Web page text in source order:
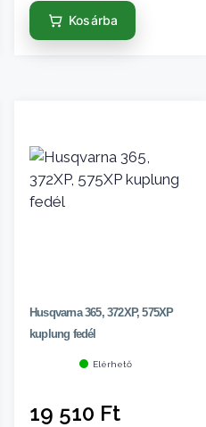
Kosárba
Husqvarna 365, 372XP, 575XP
kuplung fedél
Elérhető
19 510 Ft